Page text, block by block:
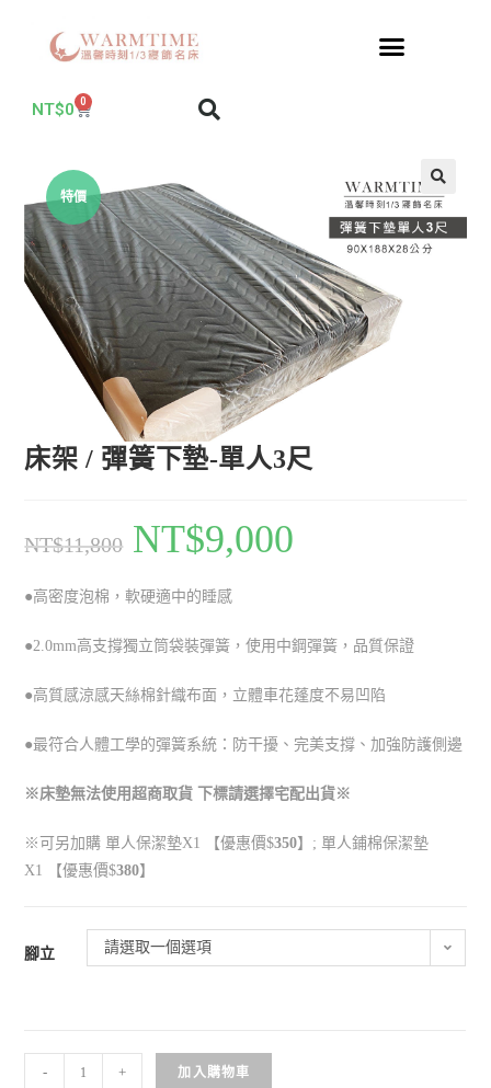
NT$0 0
特價
床架 / 彈簧下墊-單人3尺
NT$11,800 NT$9,000
●高密度泡棉 ，軟硬適中的睡感
●2.0mm高支撐獨立筒袋裝彈簧 ，使用中鋼 彈簧 ， 品質保證
●高質感涼感天絲棉針織布面 ，立體車花蓬度不易凹陷
●最符合人體工學的彈簧系統：防干擾、完美支撐 、加強防護側邊
※床墊無法使用超商取貨 下標請選擇宅配出貨※
※可另加購 單人保潔墊X1 【優惠價$350】; 單人鋪棉保潔墊
X1
【優惠價$380】
腳立 請選取一個選項
- + 加入購物車